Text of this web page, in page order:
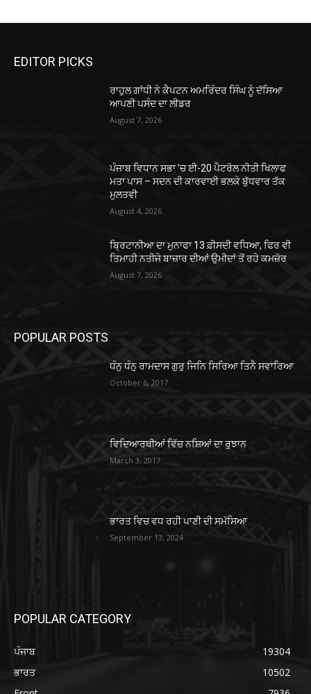
EDITOR PICKS
ਰਾਹੁਲ ਗਾਂਧੀ ਨੇ ਕੈਪਟਨ ਅਮਰਿੰਦਰ ਸਿੰਘ ਨੂੰ ਦੱਸਿਆ
ਆਪਣੀ ਪਸੰਦ ਦਾ ਲੀਡਰ
August 7, 2026
ਪੰਜਾਬ ਵਿਧਾਨ ਸਭਾ ’ਚ ਈ-20 ਪੈਟਰੋਲ ਨੀਤੀ ਖਿਲਾਫ
ਮਤਾ ਪਾਸ – ਸਦਨ ਦੀ ਕਾਰਵਾਈ ਭਲਕੇ ਬੁੱਧਵਾਰ ਤੱਕ
ਮੁਲਤਵੀ
August 4, 2026
ਬ੍ਰਿਟਾਨੀਆ ਦਾ ਮੁਨਾਫਾ 13 ਫ਼ੀਸਦੀ ਵਧਿਆ, ਫਿਰ ਵੀ
ਤਿਮਾਹੀ ਨਤੀਜੇ ਬਾਜ਼ਾਰ ਦੀਆਂ ਉਮੀਦਾਂ ਤੋਂ ਰਹੇ ਕਮਜ਼ੋਰ
August 7, 2026
POPULAR POSTS
ਧੰਨੁ ਧੰਨੁ ਰਾਮਦਾਸ ਗੁਰੁ ਜਿਨਿ ਸਿਰਿਆ ਤਿਨੈ ਸਵਾਰਿਆ
October 6, 2017
ਵਿਦਿਆਰਥੀਆਂ ਵਿੱਚ ਨਸ਼ਿਆਂ ਦਾ ਰੁਝਾਨ
March 3, 2017
ਭਾਰਤ ਵਿਚ ਵਧ ਰਹੀ ਪਾਣੀ ਦੀ ਸਮੱਸਿਆ
September 13, 2024
POPULAR CATEGORY
ਪੰਜਾਬ
19304
ਭਾਰਤ
10502